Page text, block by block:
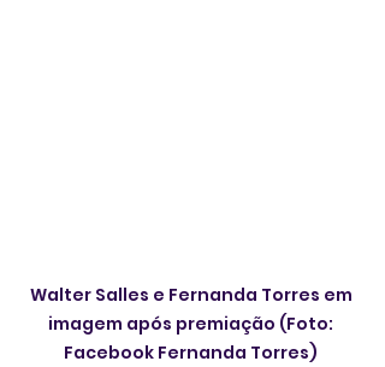
Walter Salles e Fernanda Torres em
imagem após premiação (Foto:
Facebook Fernanda Torres)